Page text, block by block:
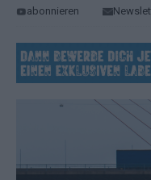
abonnieren